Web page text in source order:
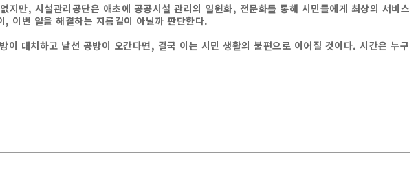
지만, 시설관리공단은 애초에 공공시설 관리의 일원화, 전문화를 통해 시민들에게 최상의 서비스
, 이번 일을 해결하는 지름길이 아닐까 판단한다.
이 대치하고 날선 공방이 오간다면, 결국 이는 시민 생활의 불편으로 이어질 것이다. 시간은 누구